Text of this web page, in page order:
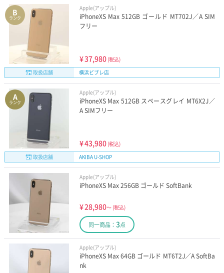
B
ランク
Apple(アップル)
iPhoneXS Max 512GB ゴールド MT702J／A SIM
フリー
¥37,980 (税込)
取扱店舗
横浜ビブレ店
A
ランク
Apple(アップル)
iPhoneXS Max 512GB スペースグレイ MT6X2J／
A SIMフリー
¥43,980 (税込)
取扱店舗
AKIBA U-SHOP
Apple(アップル)
iPhoneXS Max 256GB ゴールド SoftBank
¥28,980～ (税込)
同一商品： 3点
Apple(アップル)
iPhoneXS Max 64GB ゴールド MT6T2J／A SoftBa
nk